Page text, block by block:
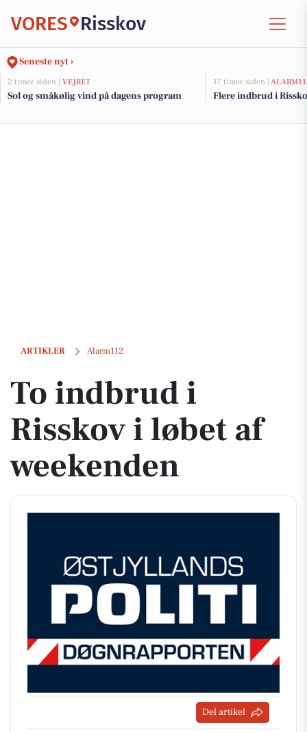
VORES Risskov
Seneste nyt ›
2 timer siden | VEJRET
Sol og småkølig vind på dagens program
17 timer siden |
Flere indbrud i
ARTIKLER Alarm112
To indbrud i Risskov i løbet af weekenden
To indbrud i
Risskov i løbet af
weekenden
Del artikel